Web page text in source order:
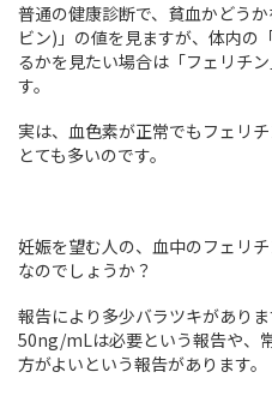
普通の健康診断で、貧血かどう
ビン)」の値を見ますが、体内の
るかを見たい場合は「フェリチ
す。
実は、血色素が正常でもフェリ
とても多いのです。
妊娠を望む人の、血中のフェリ
なのでしょうか？
報告により多少バラツキがあり
50ng/mLは必要という報告や、
方がよいという報告があります。